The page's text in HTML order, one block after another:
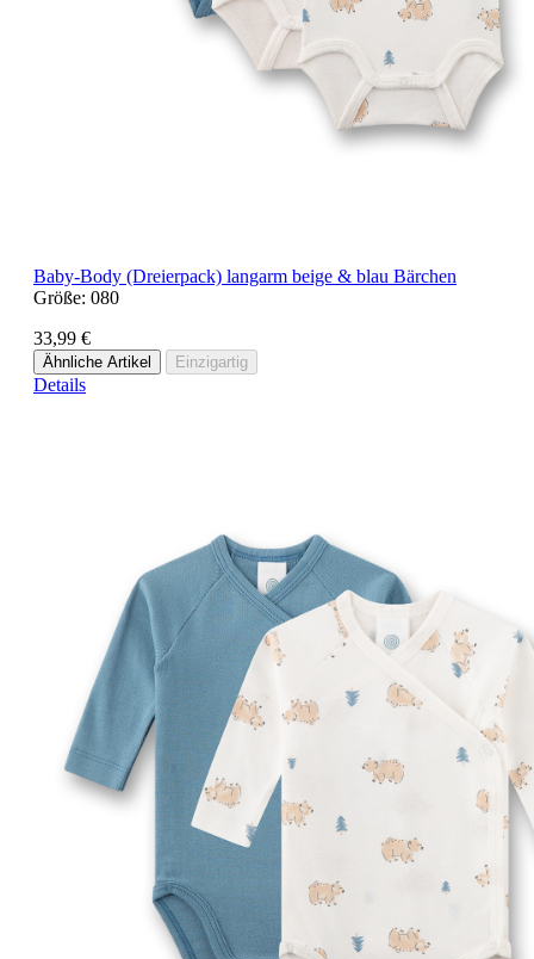
Baby-Body (Dreierpack) langarm beige & blau Bärchen
Größe: 080
33,99 €
Ähnliche Artikel Einzigartig
Details